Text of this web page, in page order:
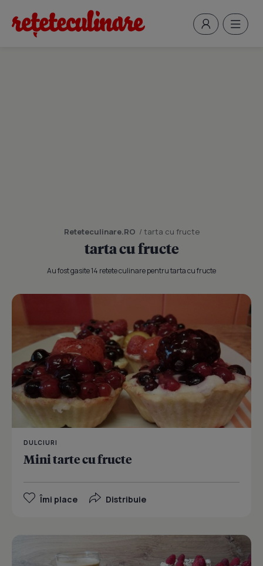
Reteteculinare.RO / tarta cu fructe
tarta cu fructe
Au fost gasite 14 retete culinare pentru tarta cu fructe
DULCIURI
Mini tarte cu fructe
Îmi place Distribuie